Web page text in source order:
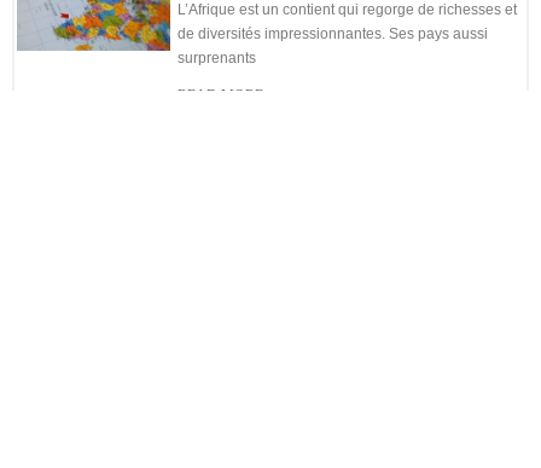
L’Afrique est un contient qui regorge de richesses et
de diversités impressionnantes. Ses pays aussi
surprenants
READ MORE